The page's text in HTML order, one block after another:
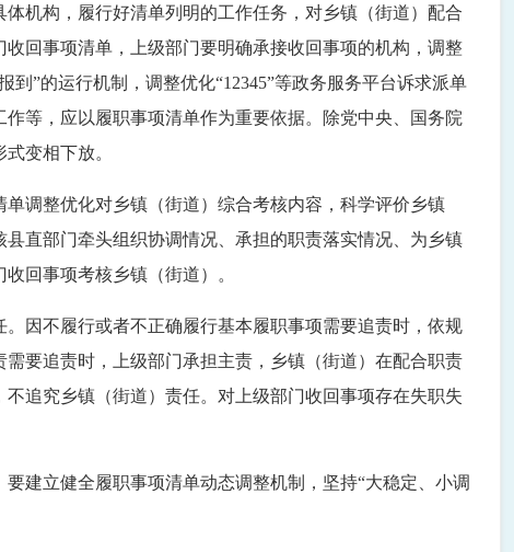
机构，履行好清单列明的工作任务，对乡镇（街道）配合
回事项清单，上级部门要明确承接收回事项的机构，调整
”的运行机制，调整优化“12345”等政务服务平台诉求派单
等，应以履职事项清单作为重要依据。除党中央、国务院
变相下放。
调整优化对乡镇（街道）综合考核内容，科学评价乡镇
直部门牵头组织协调情况、承担的职责落实情况、为乡镇
回事项考核乡镇（街道）。
因不履行或者不正确履行基本履职事项需要追责时，依规
要追责时，上级部门承担主责，乡镇（街道）在配合职责
追究乡镇（街道）责任。对上级部门收回事项存在失职失
建立健全履职事项清单动态调整机制，坚持“大稳定、小调